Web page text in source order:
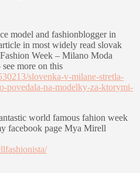
model and fashionblogger in
in most widely read slovak
Week – Milano Moda
more on this
slovenka-v-milane-stretla-
povedala-na-modelky-za-ktorymi-
world famous fahion week
facebook page Mya Mirell